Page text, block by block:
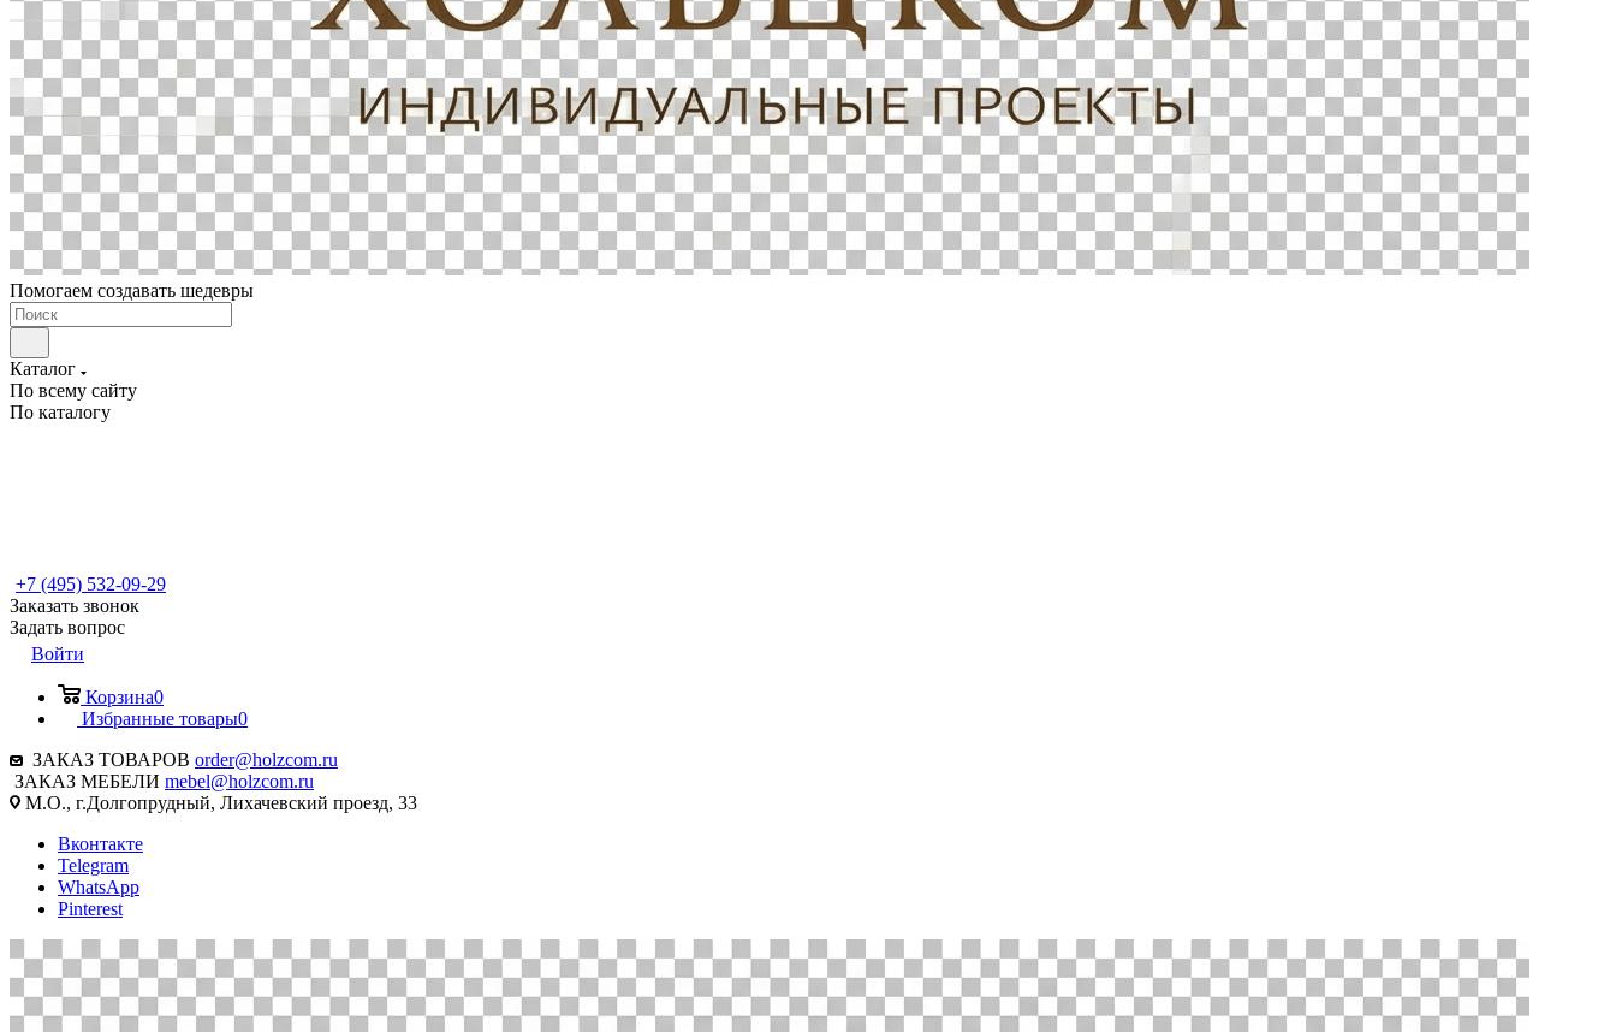
Помогаем создавать шедевры
Каталог
По всему сайту
По каталогу
+7 (495) 532-09-29
Заказать звонок
Задать вопрос
Войти
Корзина0
Избранные товары0
ЗАКАЗ ТОВАРОВ order@holzcom.ru
ЗАКАЗ МЕБЕЛИ mebel@holzcom.ru
М.О., г.Долгопрудный, Лихачевский проезд, 33
Вконтакте
Telegram
WhatsApp
Pinterest